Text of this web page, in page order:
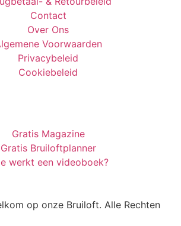
Contact
Over Ons
Voorwaarden
Privacybeleid
Cookiebeleid
Gratis Magazine
Gratis Bruiloftplanner
werkt een videoboek?
op onze Bruiloft. Alle Rechten